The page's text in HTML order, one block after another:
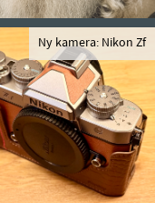
Ny kamera: Nikon Zf